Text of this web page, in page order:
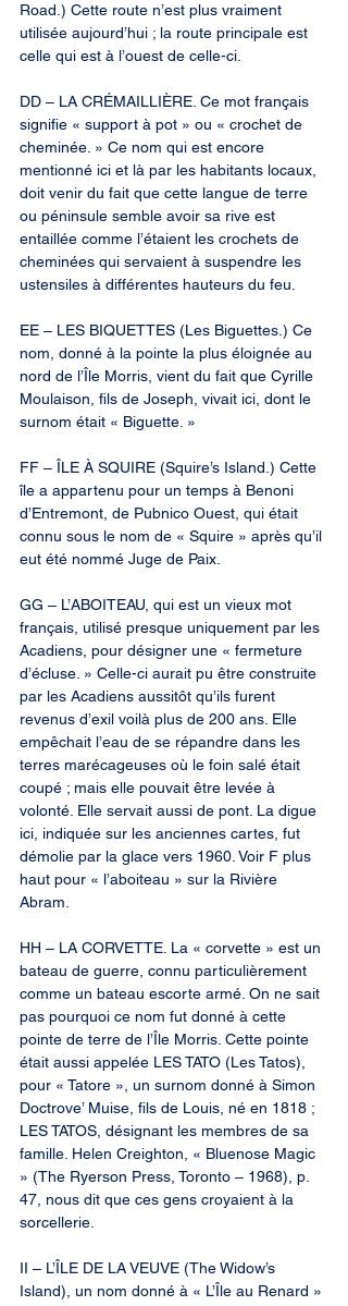
Road.) Cette route n’est plus vraiment
utilisée aujourd’hui ; la route principale est
celle qui est à l’ouest de celle-ci.
DD – LA CRÉMAILLIÈRE. Ce mot français
signifie « support à pot » ou « crochet de
cheminée. » Ce nom qui est encore
mentionné ici et là par les habitants locaux,
doit venir du fait que cette langue de terre
ou péninsule semble avoir sa rive est
entaillée comme l’étaient les crochets de
cheminées qui servaient à suspendre les
ustensiles à différentes hauteurs du feu.
EE – LES BIQUETTES (Les Biguettes.) Ce
nom, donné à la pointe la plus éloignée au
nord de l’Île Morris, vient du fait que Cyrille
Moulaison, fils de Joseph, vivait ici, dont le
surnom était « Biguette. »
FF – ÎLE À SQUIRE (Squire’s Island.) Cette
île a appartenu pour un temps à Benoni
d’Entremont, de Pubnico Ouest, qui était
connu sous le nom de « Squire » après qu’il
eut été nommé Juge de Paix.
GG – L’ABOITEAU, qui est un vieux mot
français, utilisé presque uniquement par les
Acadiens, pour désigner une « fermeture
d’écluse. » Celle-ci aurait pu être construite
par les Acadiens aussitôt qu’ils furent
revenus d’exil voilà plus de 200 ans. Elle
empêchait l’eau de se répandre dans les
terres marécageuses où le foin salé était
coupé ; mais elle pouvait être levée à
volonté. Elle servait aussi de pont. La digue
ici, indiquée sur les anciennes cartes, fut
démolie par la glace vers 1960. Voir F plus
haut pour « l’aboiteau » sur la Rivière
Abram.
HH – LA CORVETTE. La « corvette » est un
bateau de guerre, connu particulièrement
comme un bateau escorte armé. On ne sait
pas pourquoi ce nom fut donné à cette
pointe de terre de l’Île Morris. Cette pointe
était aussi appelée LES TATO (Les Tatos),
pour « Tatore », un surnom donné à Simon
Doctrove’ Muise, fils de Louis, né en 1818 ;
LES TATOS, désignant les membres de sa
famille. Helen Creighton, « Bluenose Magic
» (The Ryerson Press, Toronto – 1968), p.
47, nous dit que ces gens croyaient à la
sorcellerie.
II – L’ÎLE DE LA VEUVE (The Widow’s
Island), un nom donné à « L’Île au Renard »